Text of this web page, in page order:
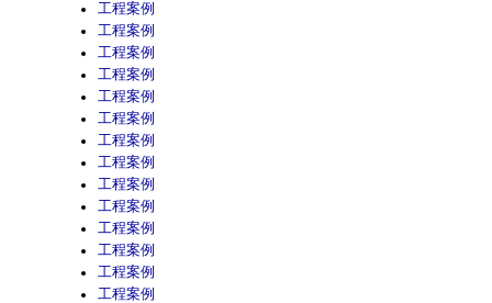
工程案例
工程案例
工程案例
工程案例
工程案例
工程案例
工程案例
工程案例
工程案例
工程案例
工程案例
工程案例
工程案例
工程案例